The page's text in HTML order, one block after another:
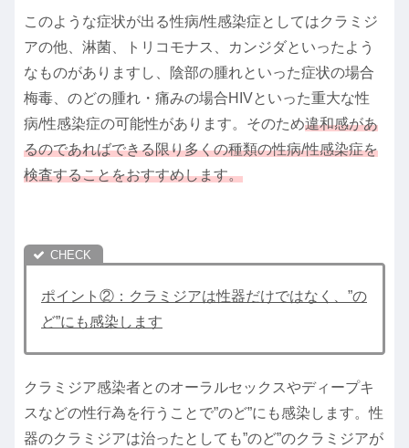
このような症状が出る性病/性感染症としてはクラミジ
アの他、淋菌、トリコモナス、カンジダといったよう
なものがありますし、陰部の腫れといった症状の場合
梅毒、のどの腫れ・痛みの場合HIVといった重大な性
病/性感染症の可能性があります。そのため違和感があ
るのであればできる限り多くの種類の性病/性感染症を
検査することをおすすめします。
ポイント②：クラミジアは性器だけではなく、”の
ど”にも感染します
クラミジア感染者とのオーラルセックスやディープキ
スなどの性行為を行うことで”のど”にも感染します。性
器のクラミジアは治ったとしても”のど”のクラミジアが